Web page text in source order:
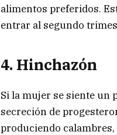
alimentos preferidos.
entrar al segundo
4. Hinchazón
Si la mujer se siente un
secreción de
produciendo